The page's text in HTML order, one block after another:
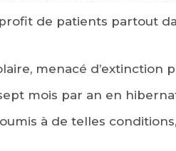
de patients partout
menacé d’extinction
mois par an en
à de telles